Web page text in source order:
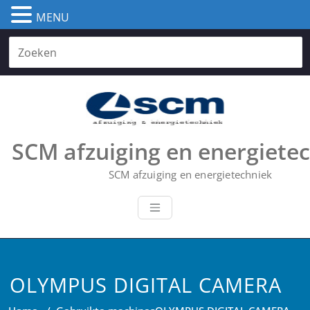
Skip
content
SCM afzuiging en
SCM afzuiging en energietechniek
OLYMPUS DIGITAL CAMERA
MENU